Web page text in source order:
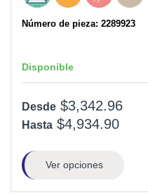
Número de pieza: 2289923
Disponible
Desde $3,342.96
Hasta $4,934.90
Ver opciones